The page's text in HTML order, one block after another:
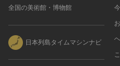
全国の美術館・博物館
日本列島タイムマシンナビ